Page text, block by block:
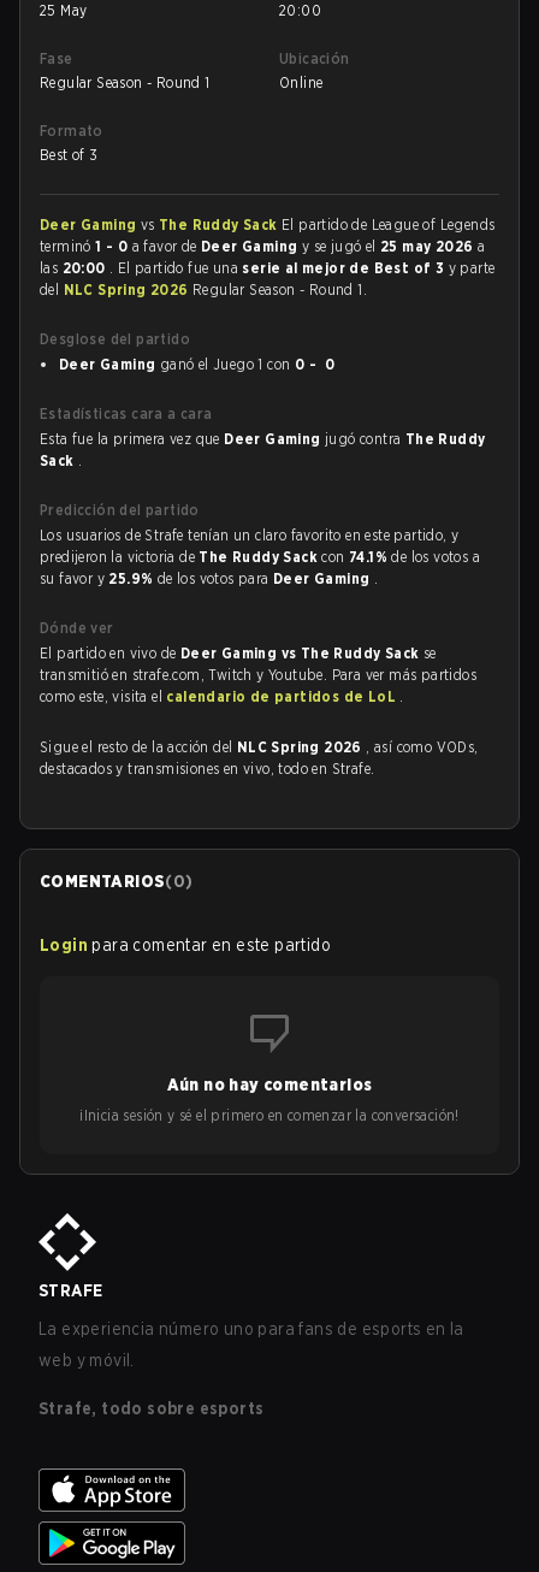
25 May
20:00
Fase
Regular Season - Round 1
Ubicación
Online
Formato
Best of 3
Deer Gaming vs The Ruddy Sack El partido de League of Legends
terminó1 - 0 a favor de Deer Gaming y se jugó el 25 may 2026 a
las 20:00 . El partido fue una serie al mejor de Best of 3 y parte
del NLC Spring 2026 Regular Season - Round 1.
Desglose del partido
Deer Gaming ganó el Juego 1 con 0 - 0
Estadísticas cara a cara
Esta fue la primera vez que Deer Gaming jugó contra The Ruddy
Sack .
Predicción del partido
Los usuarios de Strafe tenían un claro favorito en este partido, y
predijeron la victoria de The Ruddy Sackcon 74.1%de los votos a
su favor y 25.9% de los votos para Deer Gaming .
Dónde ver
El partido en vivo de Deer Gaming vs The Ruddy Sack se
transmitió en strafe.com, Twitch y Youtube. Para ver más partidos
como este, visita el calendario de partidos de LoL .
Sigue el resto de la acción del NLC Spring 2026 , así como VODs,
destacados y transmisiones en vivo, todo en Strafe.
COMENTARIOS(0)
Login para comentar en este partido
Aún no hay comentarios
¡Inicia sesión y sé el primero en comenzar la conversación!
STRAFE
La experiencia número uno para fans de esports en la
web y móvil.
Strafe, todo sobre esports